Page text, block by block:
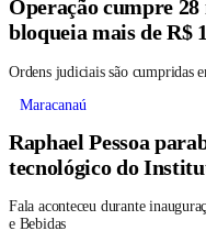
bloqueia mais de R$
Ordens judiciais são cumpridas
Maracanaú
Raphael Pessoa
tecnológico do
Fala aconteceu durante
e Bebidas